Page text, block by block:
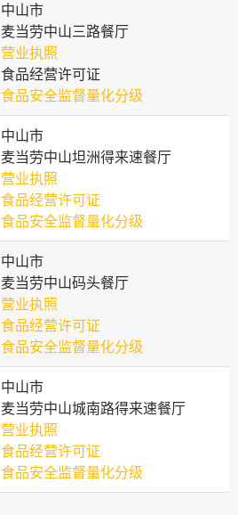
中山市
麦当劳中山三路餐厅
营业执照
食品经营许可证
食品安全监督量化分级
中山市
麦当劳中山坦洲得来速餐厅
营业执照
食品经营许可证
食品安全监督量化分级
中山市
麦当劳中山码头餐厅
营业执照
食品经营许可证
食品安全监督量化分级
中山市
麦当劳中山城南路得来速餐厅
营业执照
食品经营许可证
食品安全监督量化分级